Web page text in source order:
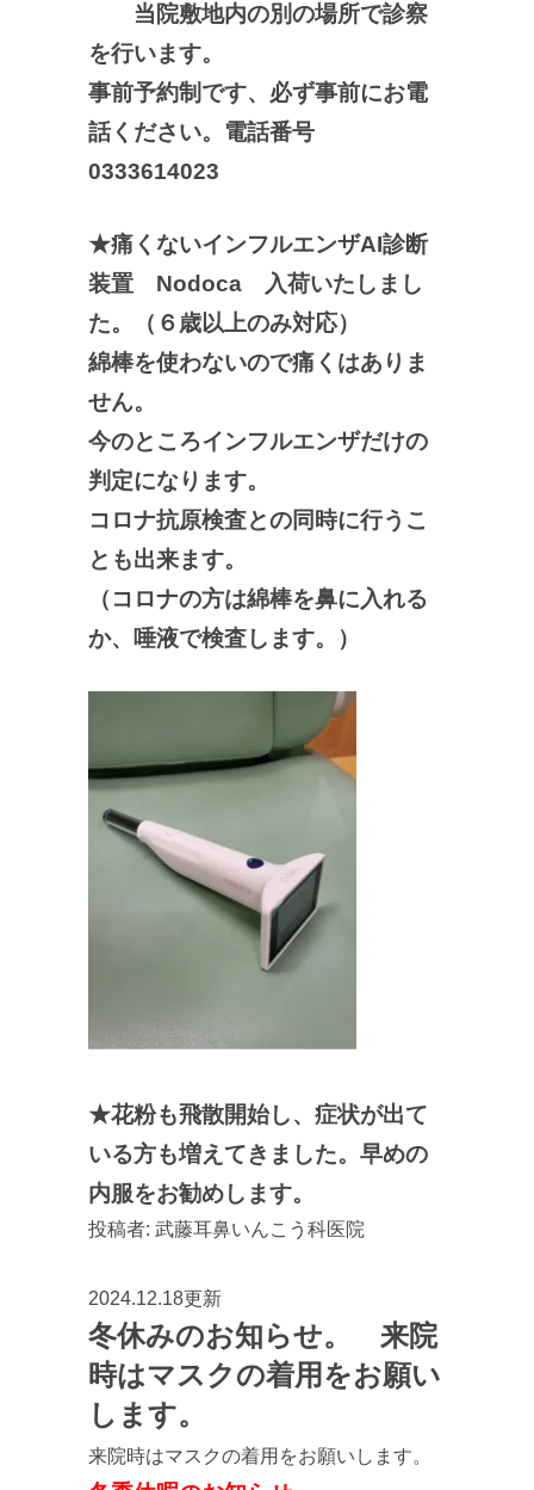
当院敷地内の別の場所で診察
を行います。
事前予約制です、必ず事前にお電
話ください。電話番号
0333614023
★痛くないインフルエンザAI診断
装置 Nodoca 入荷いたしまし
た。（６歳以上のみ対応）
綿棒を使わないので痛くはありま
せん。
今のところインフルエンザだけの
判定になります。
コロナ抗原検査との同時に行うこ
とも出来ます。
（コロナの方は綿棒を鼻に入れる
か、唾液で検査します。）
★花粉も飛散開始し、症状が出て
いる方も増えてきました。早めの
内服をお勧めします。
投稿者: 武藤耳鼻いんこう科医院
2024.12.18更新
冬休みのお知らせ。 来院
時はマスクの着用をお願い
します。
来院時はマスクの着用をお願いします。